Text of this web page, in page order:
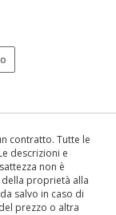
contratto. Tutte le
descrizioni e
non è
proprietà alla
salvo in caso di
prezzo o altra